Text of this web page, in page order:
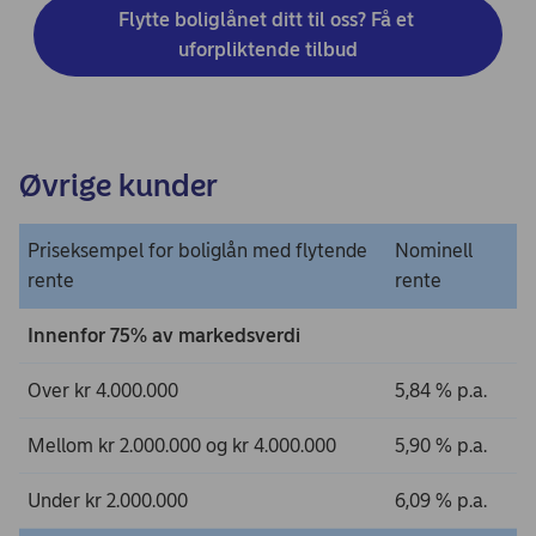
Flytte boliglånet ditt til oss? Få et
uforpliktende tilbud
Øvrige kunder
Priseksempel for boliglån med flytende
rente
Nominell
rente
Innenfor 75% av markedsverdi
Over kr 4.000.000 5,84 % p.a.
Mellom kr 2.000.000 og kr 4.000.000 5,90 % p.a.
Under kr 2.000.000 6,09 % p.a.